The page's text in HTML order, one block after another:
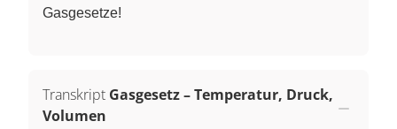
Gasgesetze!
Transkript Gasgesetz – Temperatur, Druck,
Volumen